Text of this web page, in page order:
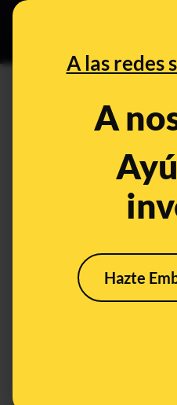
A las redes
A
Hazte
obligatorias
No, no es
mascarilla
exteriores el